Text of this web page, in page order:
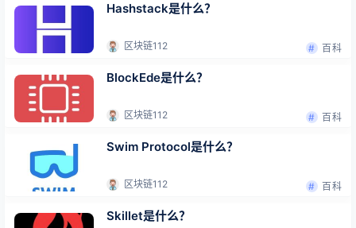
Hashstack是什么？
区块链112 百科
BlockEde是什么？
区块链112 百科
Swim Protocol是什么？
区块链112 百科
Skillet是什么？